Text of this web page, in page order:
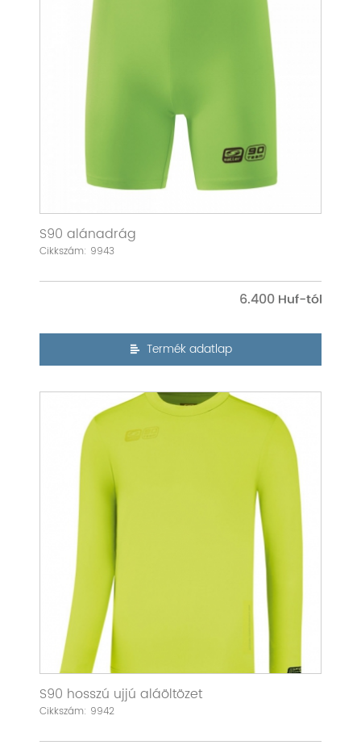
S90 alánadrág
Cikkszám: 9943
6.400
Termék adatlap
S90 hosszú ujjú aláöltözet
Cikkszám: 9942